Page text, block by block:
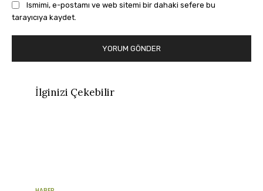
Ismimi, e-postamı ve web sitemi bir dahaki sefere bu
tarayıcıya kaydet.
İlginizi Çekebilir